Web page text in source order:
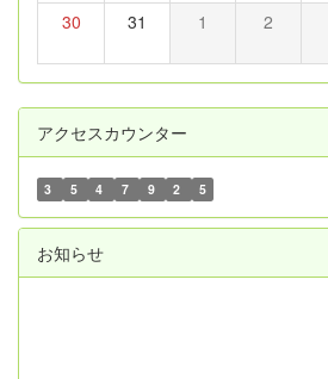
30 31 1 2
アクセスカウンター
3 5 4 7 9 2 5
お知らせ